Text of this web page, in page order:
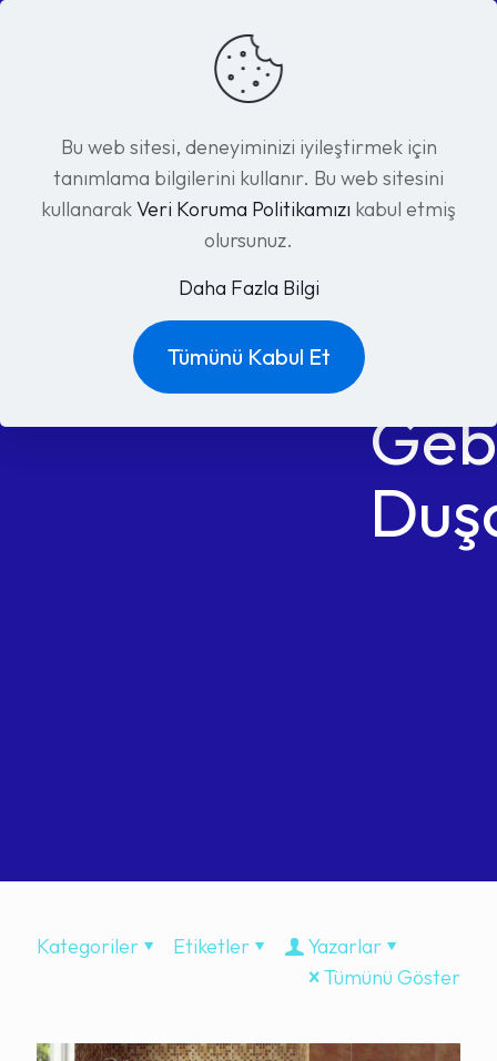
Kategoriler Etiketler
Yazarlar
Tümünü Göster
Bu web sitesi, deneyiminizi iyileştirmek için
tanımlama bilgilerini kullanır. Bu web sitesini
kullanarakVeri Koruma Politikamızı kabul etmiş
olursunuz.
Daha Fazla Bilgi
Tümünü Kabul Et